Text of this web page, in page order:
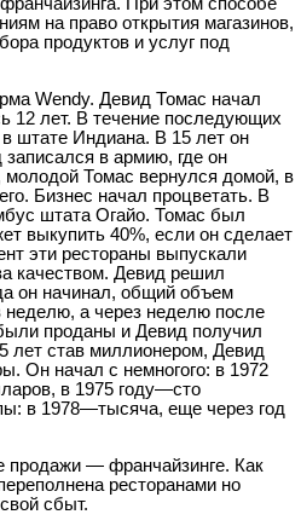
При этом способе
на право открытия магазинов,
продуктов и услуг под
Wendy. Девид Томас начал
12 лет. В течение последующих
штате Индиана. В 15 лет он
в армию, где он
молодой Томас вернулся домой, в
Бизнес начал процветать. В
штата Огайо. Томас был
выкупить 40%, если он сделает
эти рестораны выпускали
качеством. Девид решил
он начинал, общий объем
неделю, а через неделю после
проданы и Девид получил
лет став миллионером, Девид
Он начал с немногого: в 1972
в 1975 году—сто
в 1978—тысяча, еще через год
продажи — франчайзинге. Как
ресторанами но
сбыт.